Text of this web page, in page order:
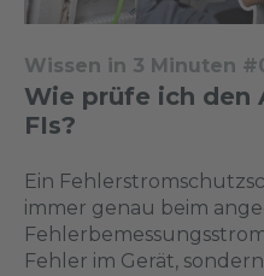
Wissen in 3 Minuten
Wie prüfe ich den
FIs?
Ein
immer genau beim
Fehler im Gerät,